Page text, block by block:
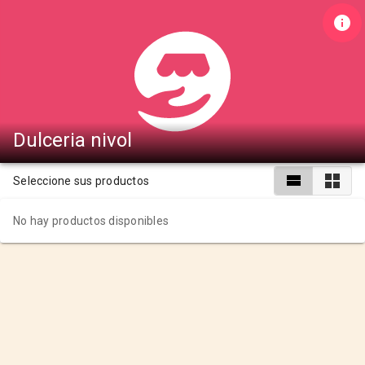
Dulceria nivol
Seleccione sus productos
No hay productos disponibles